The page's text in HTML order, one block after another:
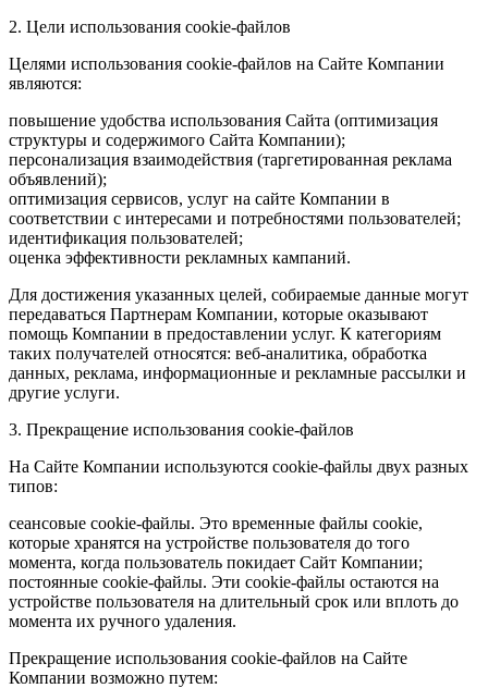
2. Цели использования cookie-файлов
Целями использования cookie-файлов на Сайте Компании
являются:
повышение удобства использования Сайта (оптимизация
структуры и содержимого Сайта Компании);
персонализация взаимодействия (таргетированная реклама
объявлений);
оптимизация сервисов, услуг на сайте Компании в
соответствии с интересами и потребностями пользователей;
идентификация пользователей;
оценка эффективности рекламных кампаний.
Для достижения указанных целей, собираемые данные могут
передаваться Партнерам Компании, которые оказывают
помощь Компании в предоставлении услуг. К категориям
таких получателей относятся: веб-аналитика, обработка
данных, реклама, информационные и рекламные рассылки и
другие услуги.
3. Прекращение использования cookie-файлов
На Сайте Компании используются cookie-файлы двух разных
типов:
сеансовые cookie-файлы. Это временные файлы cookie,
которые хранятся на устройстве пользователя до того
момента, когда пользователь покидает Сайт Компании;
постоянные cookie-файлы. Эти cookie-файлы остаются на
устройстве пользователя на длительный срок или вплоть до
момента их ручного удаления.
Прекращение использования cookie-файлов на Сайте
Компании возможно путем: